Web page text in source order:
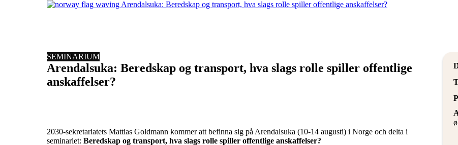
SEMINARIUM
Arendalsuka: Beredskap og transport, hva slags rolle spiller offentlige
anskaffelser?
2030-sekretariatets Mattias Goldmann kommer att befinna sig på Arendalsuka (10-14 augusti) i Norge och delta i
seminariet: Beredskap og transport, hva slags rolle spiller offentlige anskaffelser?